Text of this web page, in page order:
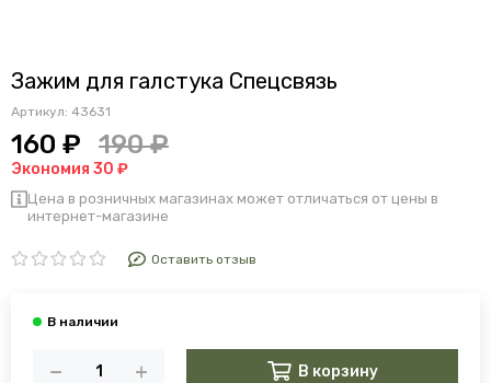
Зажим для галстука Спецсвязь
Артикул: 43631
160 ₽ 190 ₽
Экономия 30 ₽
Цена в розничных магазинах может отличаться от цены в
интернет-магазине
Оставить отзыв
В корзину